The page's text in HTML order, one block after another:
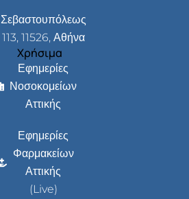
Σεβαστουπόλεως
113, 11526, Αθήνα
Χρήσιμα
Εφημερίες
Νοσοκομείων
Αττικής
Εφημερίες
Φαρμακείων
Αττικής
(Live)